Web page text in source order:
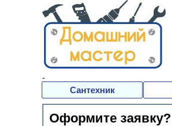
-
Сантехник
Оформите заявку?